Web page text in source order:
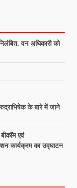
वन अधिकारी को
के बारे में जाने
एवं
कार्यक्रम का उद्घाटन